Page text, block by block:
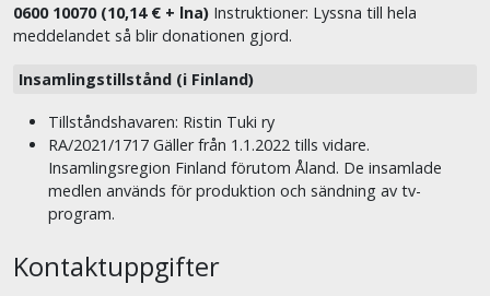
0600 10070 (10,14 € + lna) Instruktioner: Lyssna till hela
meddelandet så blir donationen gjord.
Insamlingstillstånd (i Finland)
Tillståndshavaren: Ristin Tuki ry
RA/2021/1717 Gäller från 1.1.2022 tills vidare.
Insamlingsregion Finland förutom Åland. De insamlade
medlen används för produktion och sändning av tv-
program.
Kontaktuppgifter